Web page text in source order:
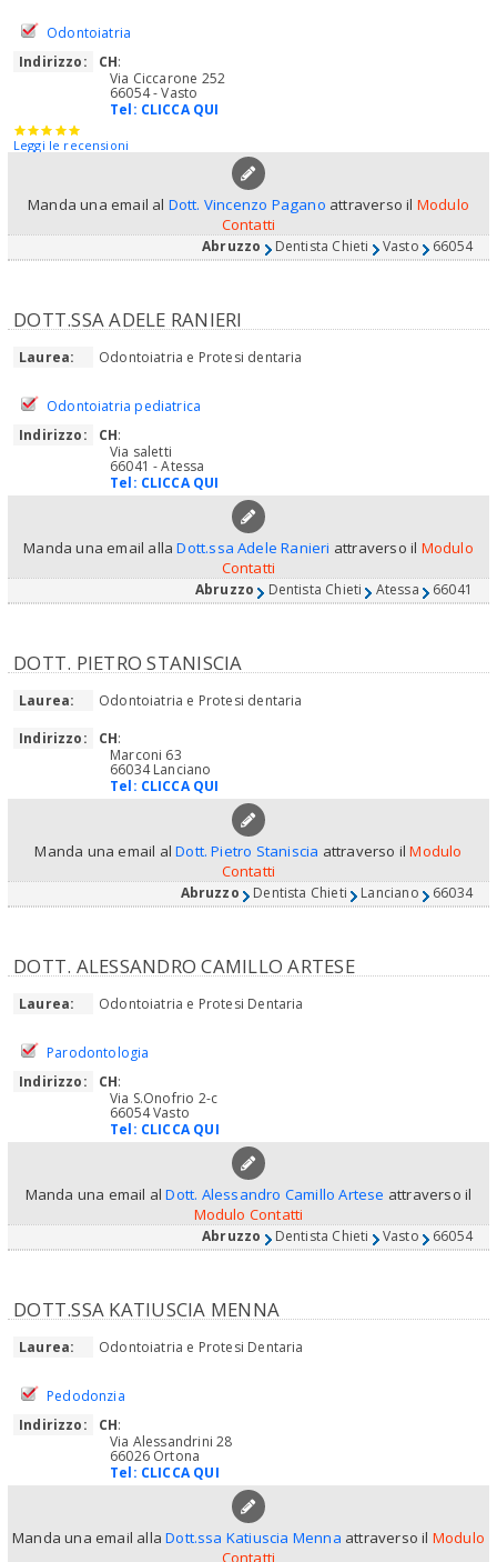
Odontoiatria
Indirizzo:
CH:
Via Ciccarone 252
66054 - Vasto
Tel: CLICCA QUI
Leggi le recensioni
Manda una email al Dott. Vincenzo Pagano attraverso il Modulo
Contatti
Abruzzo Dentista Chieti Vasto 66054
DOTT.SSA ADELE RANIERI
Laurea: Odontoiatria e Protesi dentaria
Odontoiatria pediatrica
Indirizzo:
CH:
Via saletti
66041 - Atessa
Tel: CLICCA QUI
Manda una email allaDott.ssa Adele Ranieri attraverso il Modulo
Contatti
Abruzzo Dentista Chieti Atessa 66041
DOTT. PIETRO STANISCIA
Laurea:
Odontoiatria e Protesi dentaria
Indirizzo:
CH:
Marconi 63
66034 Lanciano
Tel: CLICCA QUI
Manda una email alDott. Pietro Staniscia attraverso ilModulo
Contatti
Abruzzo Dentista Chieti Lanciano 66034
DOTT. ALESSANDRO CAMILLO ARTESE
Laurea: Odontoiatria e Protesi Dentaria
Parodontologia
Indirizzo:
CH:
Via S.Onofrio 2-c
66054 Vasto
Tel: CLICCA QUI
Manda una email alDott. Alessandro Camillo Artese attraverso il
Modulo Contatti
Abruzzo Dentista Chieti Vasto 66054
DOTT.SSA KATIUSCIA MENNA
Laurea: Odontoiatria e Protesi Dentaria
Pedodonzia
Indirizzo:
CH:
Via Alessandrini 28
66026 Ortona
Tel: CLICCA QUI
Manda una email allaDott.ssa Katiuscia Menna attraverso il Modulo
Contatti